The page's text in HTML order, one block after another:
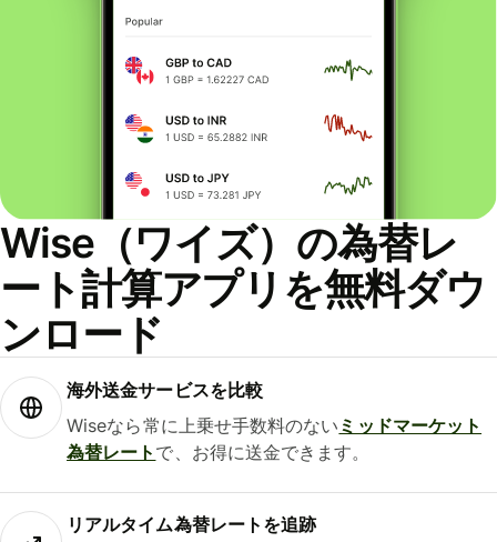
Wise（ワイズ）の為替レ
ート計算アプリを無料ダウ
ンロード
海外送金サービスを比較
Wiseなら常に上乗せ手数料のない ミッドマーケット
為替レート で、お得に送金できます。
リアルタイム為替レートを追跡